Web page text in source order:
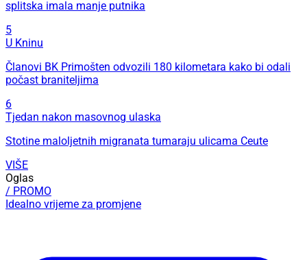
splitska imala manje putnika
5
U Kninu
Članovi BK Primošten odvozili 180 kilometara kako bi odali
počast braniteljima
6
Tjedan nakon masovnog ulaska
Stotine maloljetnih migranata tumaraju ulicama Ceute
VIŠE
Oglas
/ PROMO
Idealno vrijeme za promjene